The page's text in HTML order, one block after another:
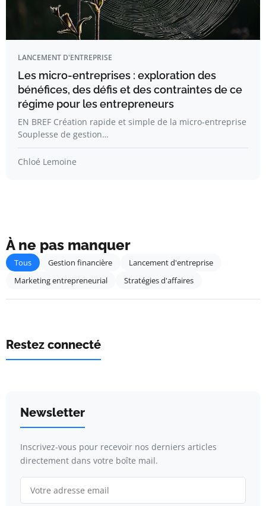
LANCEMENT D'ENTREPRISE
Les micro-entreprises : exploration des
bénéfices, des défis et des contraintes de ce
régime pour les entrepreneurs
EN BREF Création rapide et simple de la micro-entreprise
Souplesse de gestion…
Chloé Lemoine
À ne pas manquer
Tous Gestion financière
Lancement d'entreprise
Marketing entrepreneurial
Stratégies d'affaires
Restez connecté
Newsletter
Inscrivez-vous pour recevoir nos derniers articles
directement dans votre boîte mail.